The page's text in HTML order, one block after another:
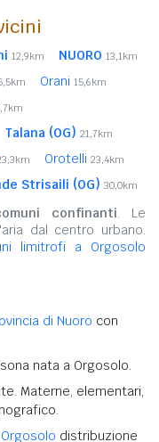
12,9km NUORO 13,1km
Orani 15,6km
Talana (OG) 21,7km
Orotelli 23,4km
Strisaili (OG) 30,0km
confinanti. Le
dal centro urbano.
limitrofi a Orgosolo
di Nuoro con
nata a Orgosolo.
Materne, elementari,
distribuzione